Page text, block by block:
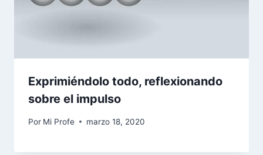
Exprimiéndolo todo, reflexionando
sobre el impulso
Por Mi Profe marzo 18, 2020